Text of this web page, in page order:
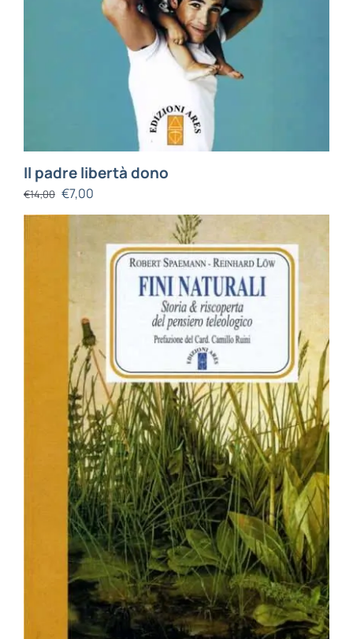
Il padre libertà dono
€14,00 €7,00